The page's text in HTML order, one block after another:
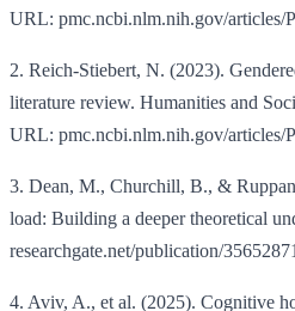
URL: pmc.ncbi.nlm.nih.gov/articles/
2. Reich-Stiebert, N. (2023).
literature review. Humanities and
URL: pmc.ncbi.nlm.nih.gov/articles/
3. Dean, M., Churchill, B., &
load: Building a deeper theoretical
researchgate.net/publication/
4. Aviv, A., et al. (2025). Cognitive